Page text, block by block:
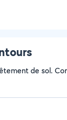
de sol.